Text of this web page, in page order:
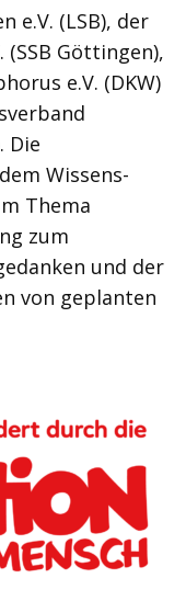
e.V. (LSB), der
Göttingen),
e.V. (DKW)
Die
Wissens-
Thema
zum
und der
von geplanten